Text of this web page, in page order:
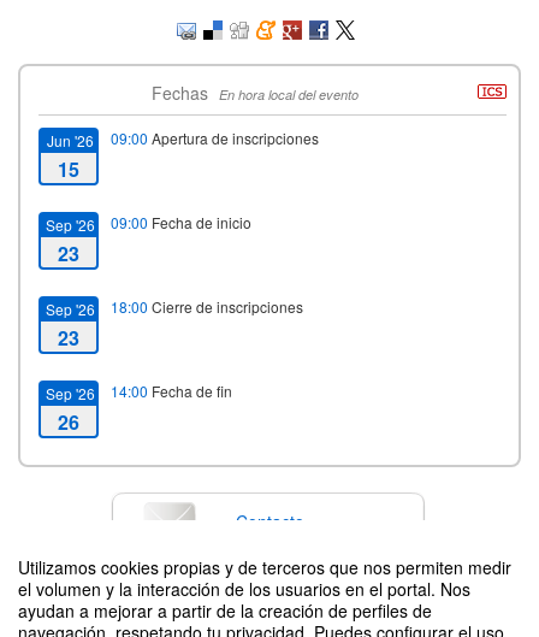
Utilizamos cookies propias y de terceros que nos permiten medir
el volumen y la interacción de los usuarios en el portal. Nos
ayudan a mejorar a partir de la creación de perfiles de
navegación, respetando tu privacidad. Puedes configurar el uso
Fechas En hora local del evento
Jun '26
15
09:00 Apertura de inscripciones
Sep '26
23
09:00 Fecha de inicio
Sep '26
23
18:00 Cierre de inscripciones
Sep '26
26
14:00 Fecha de fin
Contacto
Difunde tu evento poniendo el siguiente código en tu sitio